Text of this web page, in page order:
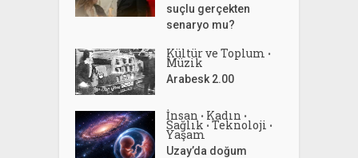
suçlu gerçekten
senaryo mu?
Kültür ve Toplum •
Müzik
Arabesk 2.00
İnsan • Kadın •
Sağlık • Teknoloji •
Yaşam
Uzay’da doğum